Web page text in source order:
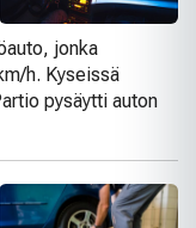
jonka
h. Kyseissä
pysäytti auton